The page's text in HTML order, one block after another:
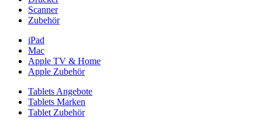
Scanner
Zubehör
iPad
Mac
Apple TV & Home
Apple Zubehör
Tablets Angebote
Tablets Marken
Tablet Zubehör